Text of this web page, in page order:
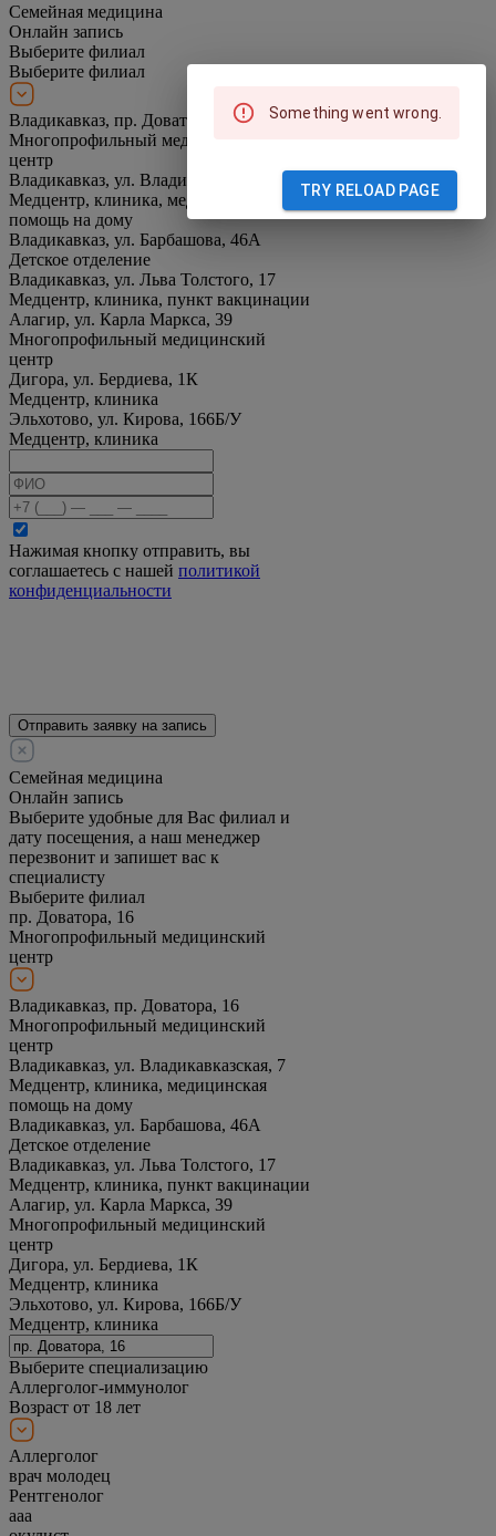
Семейная медицина
Онлайн запись
Выберите филиал
Выберите филиал
Владикавказ, пр. Доватора, 16
Многопрофильный медицинский
центр
Владикавказ, ул. Владикавказская, 7
Медцентр, клиника, медицинская
помощь на дому
Владикавказ, ул. Барбашова, 46А
Детское отделение
Владикавказ, ул. Льва Толстого, 17
Медцентр, клиника, пункт вакцинации
Алагир, ул. Карла Маркса, 39
Многопрофильный медицинский
центр
Дигора, ул. Бердиева, 1К
Медцентр, клиника
Эльхотово, ул. Кирова, 166Б/У
Медцентр, клиника
Нажимая кнопку отправить, вы
соглашаетесь с нашей политикой
конфиденциальности
Отправить заявку на запись
Семейная медицина
Онлайн запись
Выберите удобные для Вас филиал и
дату посещения, а наш менеджер
перезвонит и запишет вас к
специалисту
Выберите филиал
пр. Доватора, 16
Многопрофильный медицинский
центр
Владикавказ, пр. Доватора, 16
Многопрофильный медицинский
центр
Владикавказ, ул. Владикавказская, 7
Медцентр, клиника, медицинская
помощь на дому
Владикавказ, ул. Барбашова, 46А
Детское отделение
Владикавказ, ул. Льва Толстого, 17
Медцентр, клиника, пункт вакцинации
Алагир, ул. Карла Маркса, 39
Многопрофильный медицинский
центр
Дигора, ул. Бердиева, 1К
Медцентр, клиника
Эльхотово, ул. Кирова, 166Б/У
Медцентр, клиника
Выберите специализацию
Аллерголог-иммунолог
Возраст от 18 лет
Аллерголог
врач молодец
Рентгенолог
ааа
Something went wrong.
TRY RELOAD PAGE